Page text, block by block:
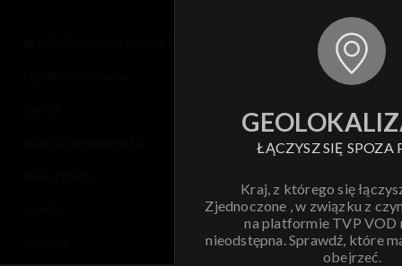
ŁĄCZYSZ SIĘ SPOZA
Kraj, z którego się
Zjednoczone , w związku z
na platformie TVP VOD
nieodstępna. Sprawdź, które
obejrzeć.